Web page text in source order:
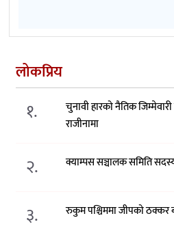
लोकप्रिय
१.
चुनावी हारको नैतिक
राजीनामा
२. क्याम्पस सञ्चालक समिति
३. रुकुम पश्चिममा जीपको ठक्कर